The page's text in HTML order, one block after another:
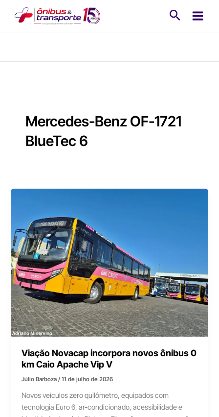
Mercedes-Benz OF-1721
BlueTec 6
Viação Novacap incorpora novos ônibus 0
km Caio Apache Vip V
Júlio Barboza/11 de julho de 2026
Novos veículos zero quilômetro, equipados com
tecnologia Euro 6, ar-condicionado, acessibilidade e